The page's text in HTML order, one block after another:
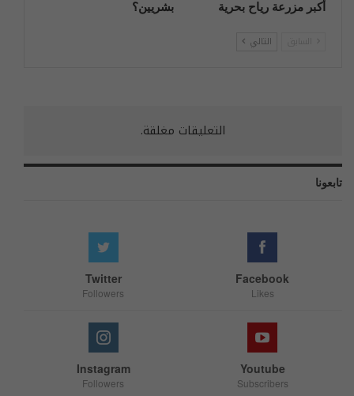
أكبر مزرعة رياح بحرية
بشريين؟
التالي
التعليقات مغلقة.
تابعونا
Facebook
Likes
Twitter
Followers
Youtube
Subscribers
Instagram
Followers